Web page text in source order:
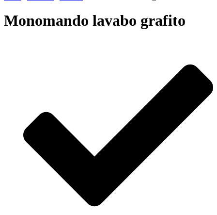
Monomando lavabo grafito